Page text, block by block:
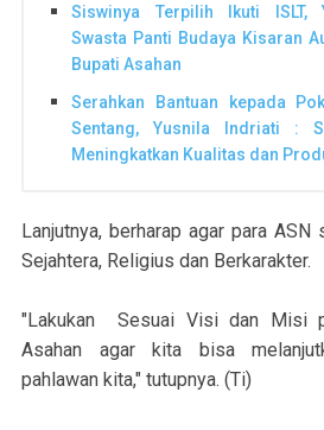
Siswinya Terpilih Ikuti ISLT,
Swasta Panti Budaya Kisaran
Bupati Asahan
Serahkan Bantuan kepada
Sentang, Yusnila Indriati :
Meningkatkan Kualitas dan
Lanjutnya, berharap agar para
Sejahtera, Religius dan Berkarakter.
"Lakukan Sesuai Visi dan Misi
Asahan agar kita bisa
pahlawan kita," tutupnya. (Ti)